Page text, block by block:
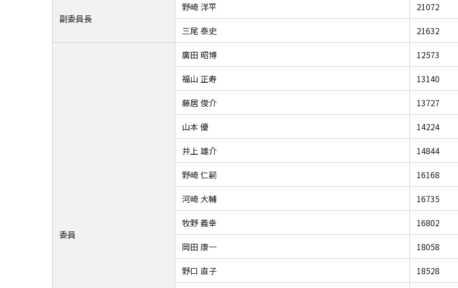
副委員長
野崎 洋平
21072
三尾 泰史
21632
委員
廣田 昭博
12573
福山 正寿
13140
藤居 俊介
13727
山本 優
14224
井上 雄介
14844
野崎 仁嗣
16168
河崎 大輔
16735
牧野 義幸
16802
岡田 康一
18058
野口 直子
18528